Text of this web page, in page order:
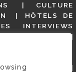
CULTURE
HÔTELS DE
INTERVIEWS
RESTAURANTS